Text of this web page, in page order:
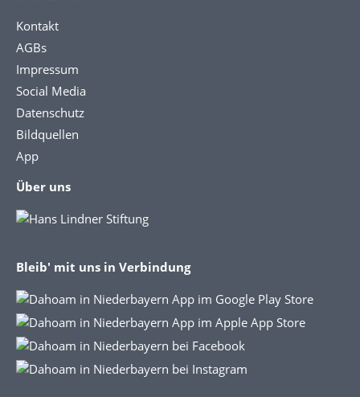
Kontakt
AGBs
Impressum
Social Media
Datenschutz
Bildquellen
App
Über uns
Bleib' mit uns in Verbindung